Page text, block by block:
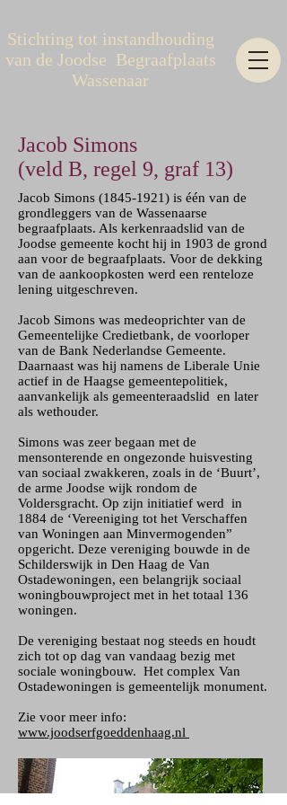
Stichting tot instandhouding
van de Joodse Begraafplaats
Wassenaar
Jacob Simons
(veld B, regel 9, graf 13)
​Jacob Simons (1845-1921) is één van de
grondleggers van de Wassenaarse
begraafplaats. Als kerkenraadslid van de
Joodse gemeente kocht hij in 1903 de grond
aan voor de begraafplaats. Voor de dekking
van de aankoopkosten werd een renteloze
lening uitgeschreven.
Jacob Simons was medeoprichter van de
Gemeentelijke Credietbank, de voorloper
van de Bank Nederlandse Gemeente.
Daarnaast was hij namens de Liberale Unie
actief in de Haagse gemeentepolitiek,
aanvankelijk als gemeenteraadslid en later
als wethouder.
Simons was zeer begaan met de
mensonterende en ongezonde huisvesting
van sociaal zwakkeren, zoals in de ‘Buurt’,
de arme Joodse wijk rondom de
Voldersgracht. Op zijn initiatief werd in
1884 de ‘Vereeniging tot het Verschaffen
van Woningen aan Minvermogenden”
opgericht. Deze vereniging bouwde in de
Schilderswijk in Den Haag de Van
Ostadewoningen, een belangrijk sociaal
woningbouwproject met in het totaal 136
woningen.
De vereniging bestaat nog steeds en houdt
zich tot op dag van vandaag bezig met
sociale woningbouw. Het complex Van
Ostadewoningen is gemeentelijk monument.
Zie voor meer info:
www.joodserfgoeddenhaag.nl